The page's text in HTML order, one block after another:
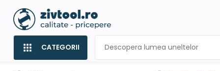
CATEGORII